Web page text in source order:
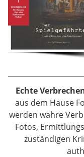
Echte
aus dem Hause
werden wahre
Fotos,
zuständigen